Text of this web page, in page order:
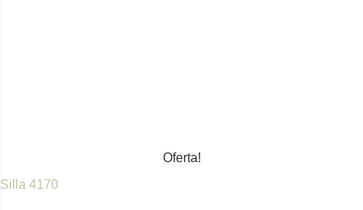
Oferta!
Silla 4170